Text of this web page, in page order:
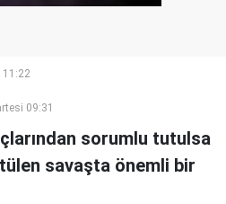
11:22
09:31
sorumlu tutulsa
savaşta önemli bir